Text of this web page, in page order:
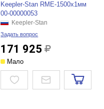
Keepler-Stan RME-1500x1мм
00-00000053
Keepler-Stan
Задать вопрос
171 925
Мало